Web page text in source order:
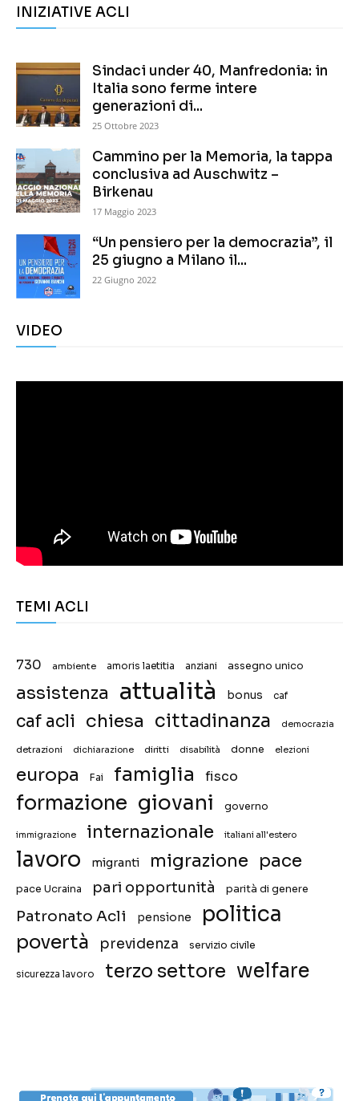
INIZIATIVE ACLI
Sindaci under 40, Manfredonia: in
Italia sono ferme intere
generazioni di...
25 Ottobre 2023
Cammino per la Memoria, la tappa
conclusiva ad Auschwitz –
Birkenau
17 Maggio 2023
“Un pensiero per la democrazia”, il
25 giugno a Milano il...
22 Giugno 2022
VIDEO
TEMI ACLI
730 ambiente amoris laetitia anziani assegno unico
assistenza attualità bonus caf
caf acli chiesa cittadinanza democrazia
detrazioni dichiarazione diritti disabilità donne elezioni
europa Fai famiglia fisco
formazione giovani governo
immigrazione internazionale italiani all'estero
lavoro migranti migrazione pace
pace Ucraina pari opportunità parità di genere
Patronato Acli pensione politica
povertà previdenza servizio civile
sicurezza lavoro terzo settore welfare